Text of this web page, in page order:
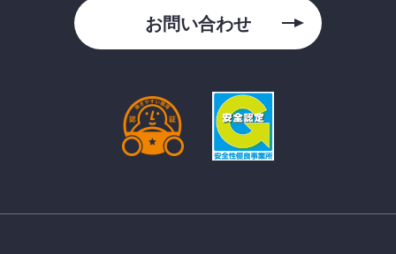
お問い合わせ